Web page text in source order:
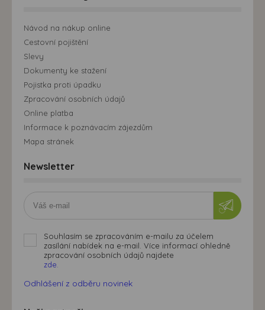
Návod na nákup online
Cestovní pojištění
Slevy
Dokumenty ke stažení
Pojistka proti úpadku
Zpracování osobních údajů
Online platba
Informace k poznávacím zájezdům
Mapa stránek
Newsletter
Souhlasím se zpracováním e-mailu za účelem
zasílání nabídek na e-mail. Více informací ohledně
zpracování osobních údajů najdete
zde.
Odhlášení z odběru novinek